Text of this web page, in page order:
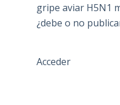
gripe aviar H5N1
¿debe o no
Acceder